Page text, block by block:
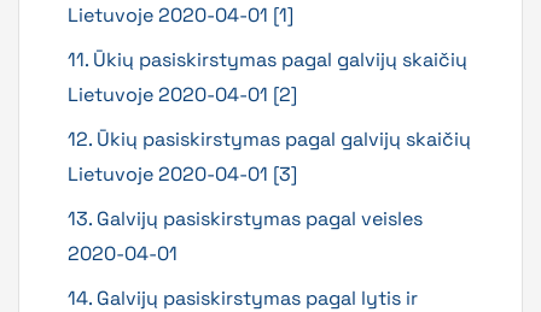
Lietuvoje 2020-04-01 [1]
11. Ūkių pasiskirstymas pagal galvijų skaičių
Lietuvoje 2020-04-01 [2]
12. Ūkių pasiskirstymas pagal galvijų skaičių
Lietuvoje 2020-04-01 [3]
13. Galvijų pasiskirstymas pagal veisles
2020-04-01
14. Galvijų pasiskirstymas pagal lytis ir